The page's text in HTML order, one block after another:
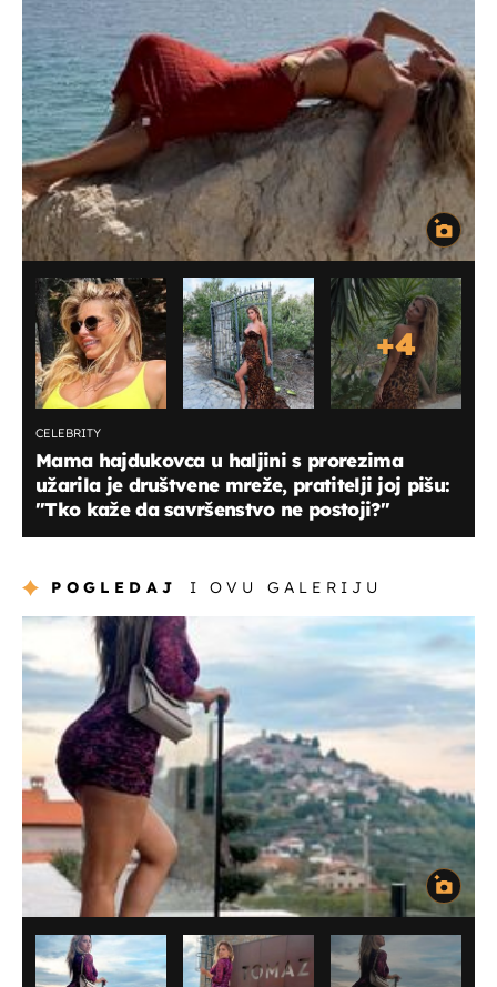
+4
CELEBRITY
Mama hajdukovca u haljini s prorezima
užarila je društvene mreže, pratitelji joj pišu:
"Tko kaže da savršenstvo ne postoji?"
POGLEDAJ I OVU GALERIJU